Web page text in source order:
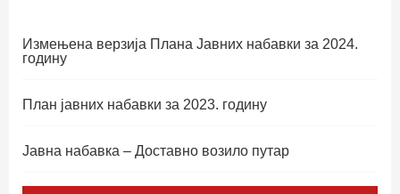
Измењенa верзијa Плана Јавних набавки за 2024.
годину
План јавних набавки за 2023. годину
Јавна набавка – Доставно возило путар